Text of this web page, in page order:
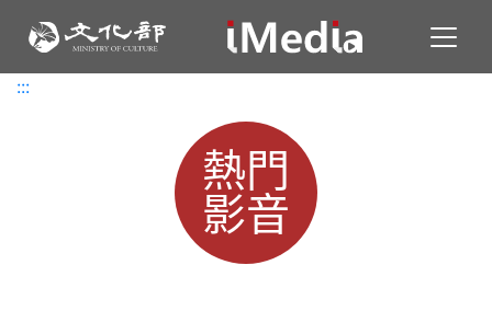
:::
:::
熱門
影音